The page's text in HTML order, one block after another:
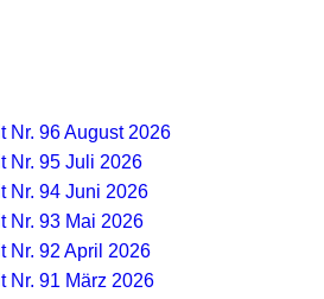
Nr. 96 August 2026
Nr. 95 Juli 2026
Nr. 94 Juni 2026
Nr. 93 Mai 2026
Nr. 92 April 2026
Nr. 91 März 2026